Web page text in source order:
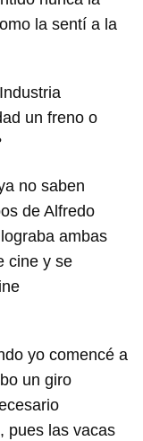
la sentí a la
un freno o
no saben
de Alfredo
ambas
cine y se
yo comencé a
un giro
pues las vacas